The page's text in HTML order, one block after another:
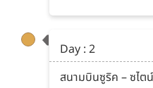
Day : 2
สนามบินซูริค – ซไต